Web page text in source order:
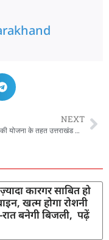
NEXT
PM मोदी की योजना के तहत उत्तराखंड के 4310 युवा बनेंगे आपदा मित्र, स्काउट, NCC, NSS सहित अन्य युवा बनेंगे योजना का हिस्सा
कारगर साबित हो
खत्म होगा रोशनी
बनेगी बिजली, पढ़ें